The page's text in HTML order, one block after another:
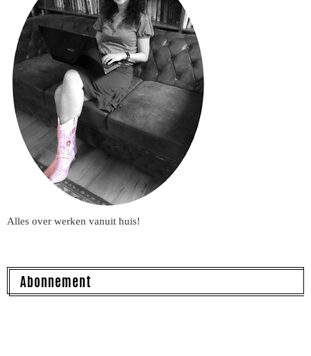
Alles over werken vanuit huis!
Abonnement